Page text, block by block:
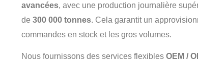
avancées, avec une production journalière
de 300 000 tonnes. Cela garantit un
commandes en stock et les gros volumes.
Nous fournissons des services flexibles OEM /